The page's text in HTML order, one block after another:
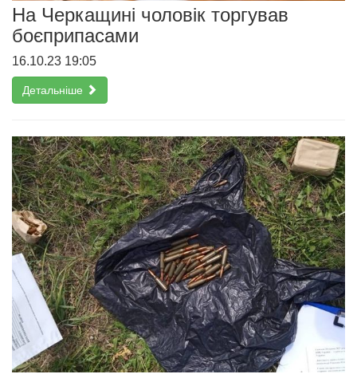
На Черкащині чоловік торгував
боєприпасами
16.10.23 19:05
Детальніше